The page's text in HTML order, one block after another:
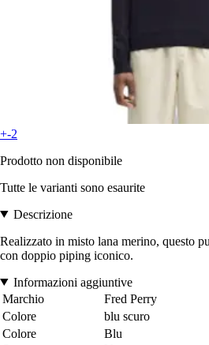
+-2
Prodotto non disponibile
Tutte le varianti sono esaurite
Descrizione
Realizzato in misto lana merino, questo
con doppio piping iconico.
Informazioni aggiuntive
Marchio
Fred Perry
Colore
blu scuro
Colore
Blu